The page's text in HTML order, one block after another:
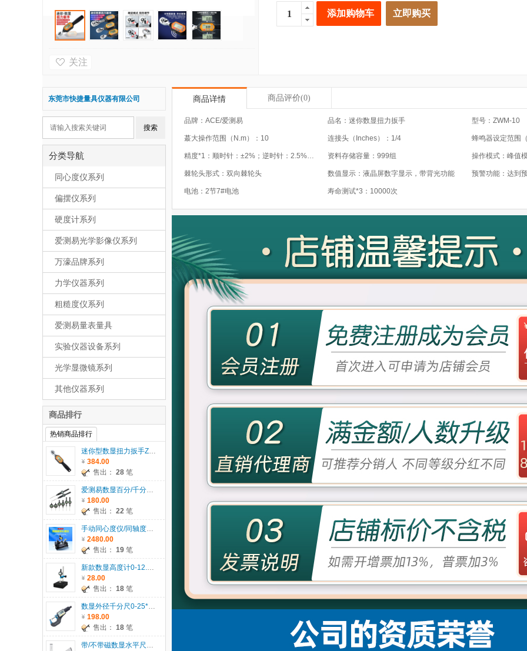
添加购物车 立即购买
关注
商品详情 商品评价(0)
品牌：ACE/爱测易 品名：迷你数显扭力扳手 型号：ZWM-10
蕞大操作范围（N.m）：10 连接头（Inches）：1/4 蜂鸣器设定范围
精度*1：顺时针：±2%；逆时针：2.5%（满量程的20～100%） 资料存储容量：999组
棘轮头形式：双向棘轮头 数值显示：液晶屏数字显示，带背光功能 预警功能：达到
电池：2节7#电池 寿命测试*3：10000次
东莞市快捷量具仪器有限公司
分类导航
同心度仪系列
偏摆仪系列
硬度计系列
爱测易光学影像仪系列
万濠品牌系列
力学仪器系列
粗糙度仪系列
爱测易量表量具
实验仪器设备系列
光学显微镜系列
其他仪器系列
商品排行
热销商品排行
迷你型数显扭力扳手ZWM系列
384.00
售出： 28 笔
爱测易数显百分/千分表0-5/12.7/25.4/30/50.8/100mm
180.00
售出： 22 笔
手动同心度仪/同轴度仪系列ACE-135
2480.00
售出： 19 笔
新款数显高度计0-12.7/25.4/30/50.8mm
28.00
售出： 18 笔
数显外径千分尺0-25*0.001mm
198.00
售出： 18 笔
带/不带磁数显水平尺ACE-SP400/600/1000